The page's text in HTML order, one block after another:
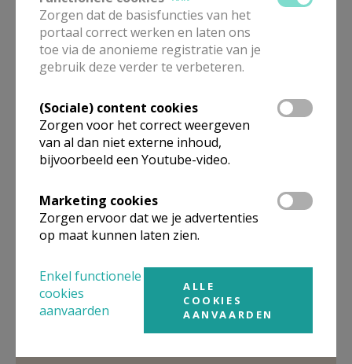
niet over spreken, raakt het thema van de hel aan de
kern van het christelijk geloof. Arnold Huijgen neemt
ons in dit boek mee in een spannende zoektocht
langs bijbelse bronnen, eeuwen van theologisch
gebrokenheid. Met Christus’ nederdaling in de hel als
uitgangspunt ontwikkelt hij een nieuwe visie, die
confronteert en hoop biedt. Daarmee vormt Inferno
hel in onze tijd.
Gepubliceerd door
Zorgen dat de basisfuncties van het
portaal correct werken en laten ons
toe via de anonieme registratie van je
gebruik deze verder te verbeteren.
(Sociale) content cookies
Zorgen voor het correct weergeven
van al dan niet externe inhoud,
bijvoorbeeld een Youtube-video.
Marketing cookies
Zorgen ervoor dat we je advertenties
op maat kunnen laten zien.
Enkel functionele
cookies
aanvaarden
ALLE
COOKIES
AANVAARDEN